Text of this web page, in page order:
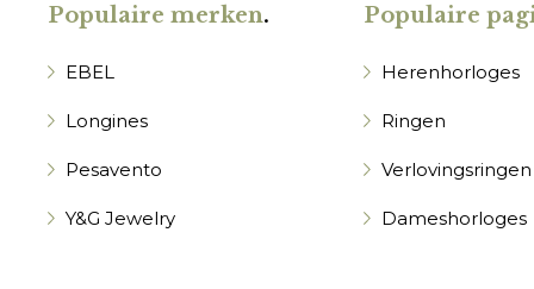
Populaire merken.
EBEL
Longines
Pesavento
Y&G Jewelry
Populaire
Herenhorloges
Ringen
Verlovingsringen
Dameshorloges